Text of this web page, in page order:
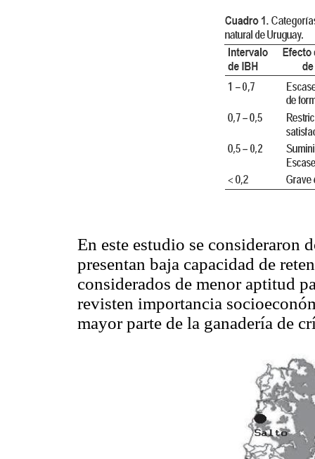
En este estudio se consideraron
presentan baja capacidad de
considerados de menor aptitud
revisten importancia
mayor parte de la ganadería de